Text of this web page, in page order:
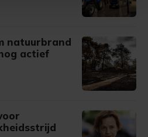
beter en wordt jouw
cookiebeleid bekijken en je
of intrekken.
natuurbrand
actief